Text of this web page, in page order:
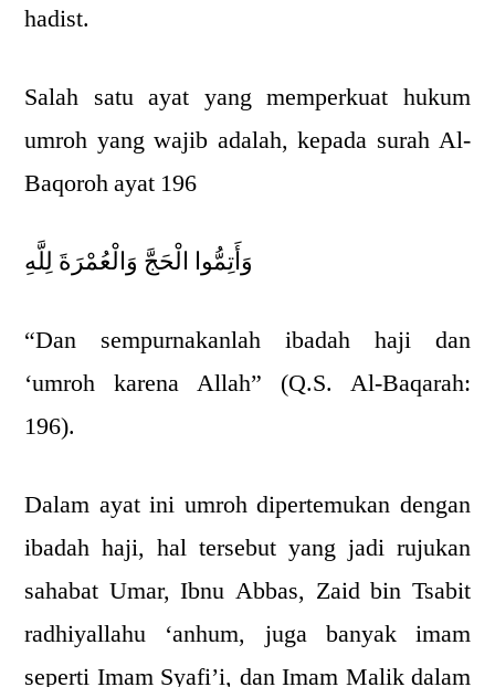
hadist.
Salah satu ayat yang memperkuat hukum
umroh yang wajib adalah, kepada surah Al-
Baqoroh ayat 196
وَأَتِمُّوا الْحَجَّ وَالْعُمْرَةَ لِلَّهِ
“Dan sempurnakanlah ibadah haji dan
‘umroh karena Allah” (Q.S. Al-Baqarah:
196).
Dalam ayat ini umroh dipertemukan dengan
ibadah haji, hal tersebut yang jadi rujukan
sahabat Umar, Ibnu Abbas, Zaid bin Tsabit
radhiyallahu ‘anhum, juga banyak imam
seperti Imam Syafi’i, dan Imam Malik dalam